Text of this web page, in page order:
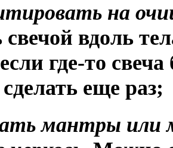
на
вдоль
где-то
еще раз;
мантры или